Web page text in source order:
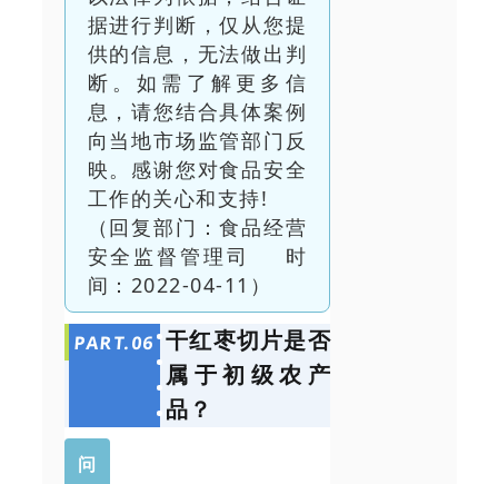
据进行判断，仅从您提
供的信息，无法做出判
断。如需了解更多信
息，请您结合具体案例
向当地市场监管部门反
映。感谢您对食品安全
工作的关心和支持!
（回复部门：食品经营
安全监督管理司 时
间：2022-04-11）
PART.06 干红枣切片是否
属于初级农产
品？
问